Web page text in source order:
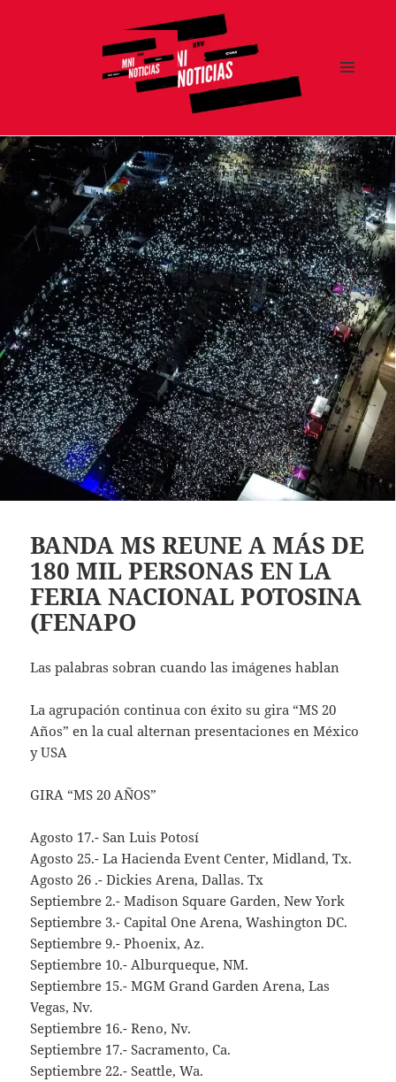
BANDA MS REUNE A MÁS DE
180 MIL PERSONAS EN LA
FERIA NACIONAL POTOSINA
(FENAPO
Las palabras sobran cuando las imágenes hablan
La agrupación continua con éxito su gira “MS 20
Años” en la cual alternan presentaciones en México
y USA
GIRA “MS 20 AÑOS”
Agosto 17.- San Luis Potosí
Agosto 25.- La Hacienda Event Center, Midland, Tx.
Agosto 26 .- Dickies Arena, Dallas. Tx
Septiembre 2.- Madison Square Garden, New York
Septiembre 3.- Capital One Arena, Washington DC.
Septiembre 9.- Phoenix, Az.
Septiembre 10.- Alburqueque, NM.
Septiembre 15.- MGM Grand Garden Arena, Las
Vegas, Nv.
Septiembre 16.- Reno, Nv.
Septiembre 17.- Sacramento, Ca.
Septiembre 22.- Seattle, Wa.